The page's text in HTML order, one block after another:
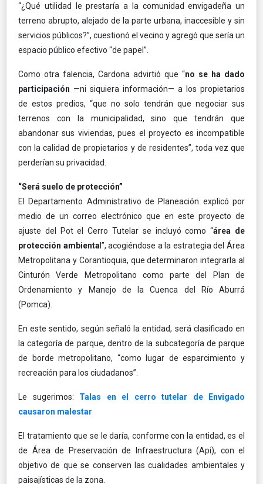
“¿Qué utilidad le prestaría a la comunidad envigadeña un
terreno abrupto, alejado de la parte urbana, inaccesible y sin
servicios públicos?”, cuestionó el vecino y agregó que sería un
espacio público efectivo “de papel”.
Como otra falencia, Cardona advirtió que “no se ha dado
participación —ni siquiera información— a los propietarios
de estos predios, “que no solo tendrán que negociar sus
terrenos con la municipalidad, sino que tendrán que
abandonar sus viviendas, pues el proyecto es incompatible
con la calidad de propietarios y de residentes”, toda vez que
perderían su privacidad.
“Será suelo de protección”
El Departamento Administrativo de Planeación explicó por
medio de un correo electrónico que en este proyecto de
ajuste del Pot el Cerro Tutelar se incluyó como “área de
protección ambienta l”, acogiéndose a la estrategia del Área
Metropolitana y Corantioquia, que determinaron integrarla al
Cinturón Verde Metropolitano como parte del Plan de
Ordenamiento y Manejo de la Cuenca del Río Aburrá
(Pomca).
En este sentido, según señaló la entidad, será clasificado en
la categoría de parque, dentro de la subcategoría de parque
de borde metropolitano, “como lugar de esparcimiento y
recreación para los ciudadanos”.
Le sugerimos: Talas en el cerro tutelar de Envigado
causaron malestar
El tratamiento que se le daría, conforme con la entidad, es el
de Área de Preservación de Infraestructura (Api), con el
objetivo de que se conserven las cualidades ambientales y
paisajísticas de la zona.